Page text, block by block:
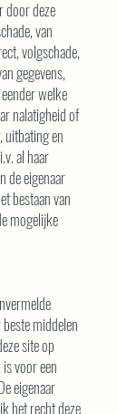
door deze
van
volgschade,
gegevens,
welke
nalatigheid of
uitbating en
al haar
de eigenaar
bestaan van
mogelijke
middelen
site op
voor een
eigenaar
het recht deze